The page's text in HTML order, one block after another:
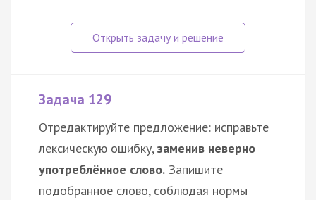
Задача 129
Отредактируйте предложение: исправьте
лексическую ошибку,заменив неверно
употреблённое слово. Запишите
подобранное слово, соблюдая нормы